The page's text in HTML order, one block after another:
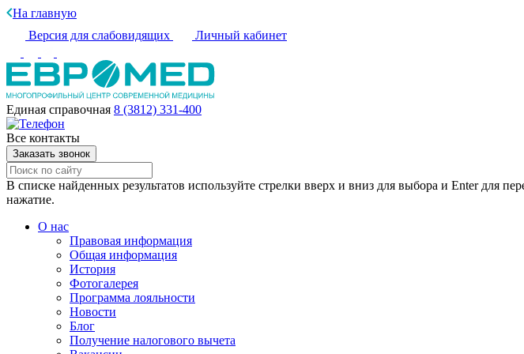
На главную
Версия для слабовидящих
Личный кабинет
Единая справочная 8 (3812) 331-400
Все контакты
Заказать звонок
В списке найденных результатов используйте стрелки вверх и вниз для выбора и Enter для
нажатие.
О нас
Правовая информация
Общая информация
История
Фотогалерея
Программа лояльности
Новости
Блог
Получение налогового вычета